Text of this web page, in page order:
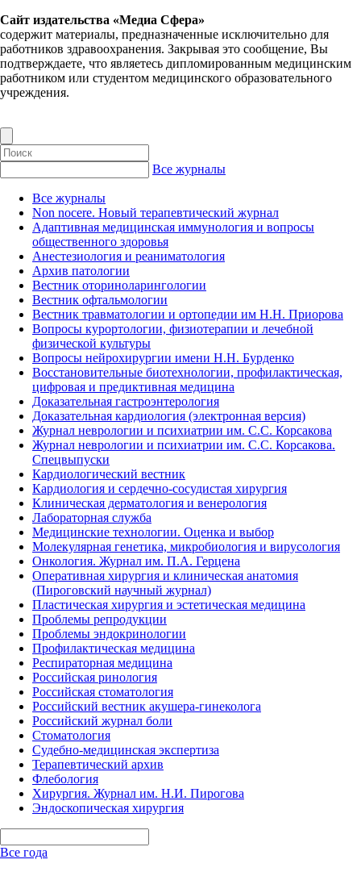
Сайт издательства «Медиа Сфера»
содержит материалы, предназначенные исключительно для
работников здравоохранения. Закрывая это сообщение, Вы
подтверждаете, что являетесь дипломированным медицинским
работником или студентом медицинского образовательного
учреждения.
Все журналы
Все журналы
Non nocere. Новый терапевтический журнал
Адаптивная медицинская иммунология и вопросы
общественного здоровья
Анестезиология и реаниматология
Архив патологии
Вестник оториноларингологии
Вестник офтальмологии
Вестник травматологии и ортопедии им Н.Н. Приорова
Вопросы курортологии, физиотерапии и лечебной
физической культуры
Вопросы нейрохирургии имени Н.Н. Бурденко
Восстановительные биотехнологии, профилактическая,
цифровая и предиктивная медицина
Доказательная гастроэнтерология
Доказательная кардиология (электронная версия)
Журнал неврологии и психиатрии им. С.С. Корсакова
Журнал неврологии и психиатрии им. С.С. Корсакова.
Спецвыпуски
Кардиологический вестник
Кардиология и сердечно-сосудистая хирургия
Клиническая дерматология и венерология
Лабораторная служба
Медицинские технологии. Оценка и выбор
Молекулярная генетика, микробиология и вирусология
Онкология. Журнал им. П.А. Герцена
Оперативная хирургия и клиническая анатомия
(Пироговский научный журнал)
Пластическая хирургия и эстетическая медицина
Проблемы репродукции
Проблемы эндокринологии
Профилактическая медицина
Респираторная медицина
Российская ринология
Российская стоматология
Российский вестник акушера-гинеколога
Российский журнал боли
Стоматология
Судебно-медицинская экспертиза
Терапевтический архив
Флебология
Хирургия. Журнал им. Н.И. Пирогова
Эндоскопическая хирургия
Все года